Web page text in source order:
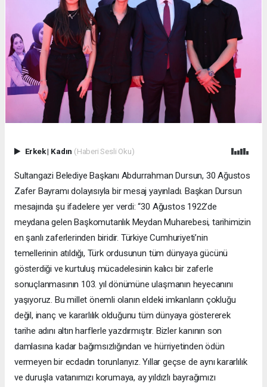
Erkek| Kadın (Haberi Sesli Oku)
Sultangazi Belediye Başkanı Abdurrahman Dursun, 30 Ağustos
Zafer Bayramı dolayısıyla bir mesaj yayınladı. Başkan Dursun
mesajında şu ifadelere yer verdi: “30 Ağustos 1922’de
meydana gelen Başkomutanlık Meydan Muharebesi, tarihimizin
en şanlı zaferlerinden biridir. Türkiye Cumhuriyeti’nin
temellerinin atıldığı, Türk ordusunun tüm dünyaya gücünü
gösterdiği ve kurtuluş mücadelesinin kalıcı bir zaferle
sonuçlanmasının 103. yıl dönümüne ulaşmanın heyecanını
yaşıyoruz. Bu millet önemli olanın eldeki imkanların çokluğu
değil, inanç ve kararlılık olduğunu tüm dünyaya göstererek
tarihe adını altın harflerle yazdırmıştır. Bizler kanının son
damlasına kadar bağımsızlığından ve hürriyetinden ödün
vermeyen bir ecdadın torunlarıyız. Yıllar geçse de aynı kararlılık
ve duruşla vatanımızı korumaya, ay yıldızlı bayrağımızı